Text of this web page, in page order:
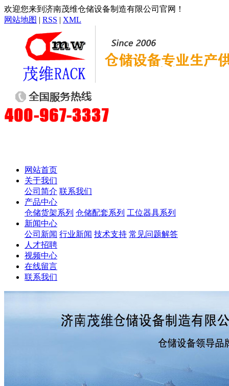
欢迎您来到济南茂维仓储设备制造有限公司官网！
网站地图 | RSS | XML
网站首页
关于我们
公司简介 联系我们
产品中心
仓储货架系列 仓储配套系列 工位器具系列
新闻中心
公司新闻 行业新闻 技术支持 常见问题解答
人才招聘
视频中心
在线留言
联系我们